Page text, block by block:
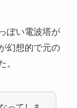
ぽい電波塔が
幻想的で元の
。